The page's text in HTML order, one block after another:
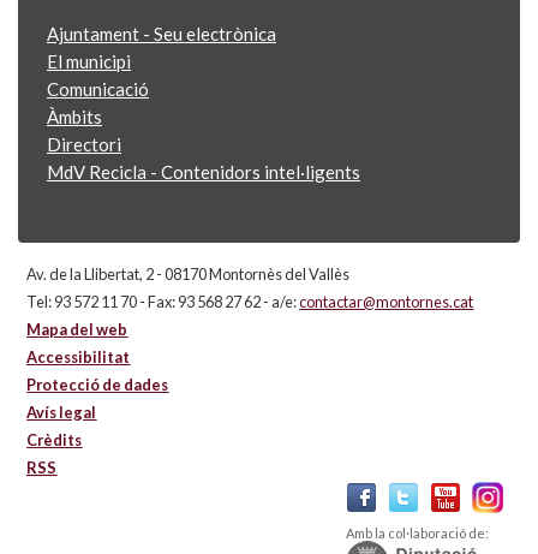
Ajuntament - Seu electrònica
El municipi
Comunicació
Àmbits
Directori
MdV Recicla - Contenidors intel·ligents
Av. de la Llibertat, 2 - 08170 Montornès del Vallès
Tel: 93 572 11 70 - Fax: 93 568 27 62 - a/e:contactar@montornes.cat
Mapa del web
Accessibilitat
Protecció de dades
Avís legal
Crèdits
RSS
Amb la col·laboració de: